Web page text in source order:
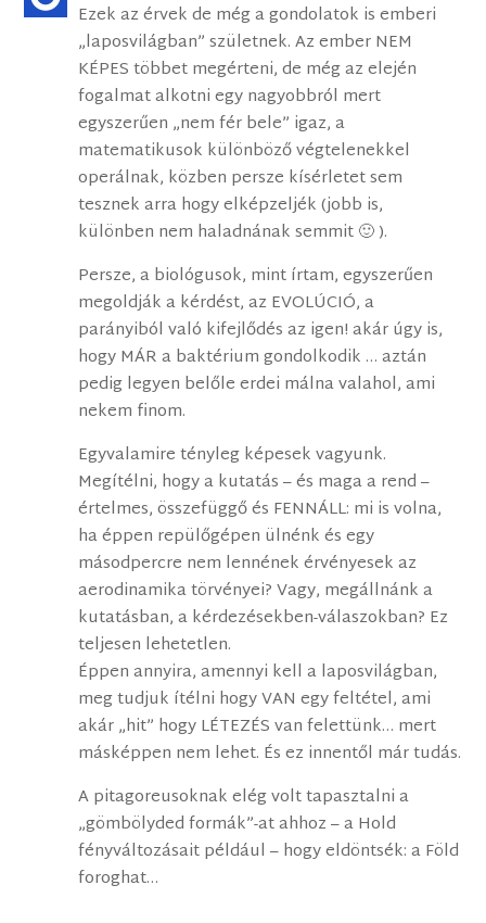
Ezek az érvek de még a gondolatok is emberi
„laposvilágban” születnek. Az ember NEM
KÉPES többet megérteni, de még az elején
fogalmat alkotni egy nagyobbról mert
egyszerűen „nem fér bele” igaz, a
matematikusok különböző végtelenekkel
operálnak, közben persze kísérletet sem
tesznek arra hogy elképzeljék (jobb is,
különben nem haladnának semmit 🙂 ).
Persze, a biológusok, mint írtam, egyszerűen
megoldják a kérdést, az EVOLÚCIÓ, a
parányiból való kifejlődés az igen! akár úgy is,
hogy MÁR a baktérium gondolkodik … aztán
pedig legyen belőle erdei málna valahol, ami
nekem finom.
Egyvalamire tényleg képesek vagyunk.
Megítélni, hogy a kutatás – és maga a rend –
értelmes, összefüggő és FENNÁLL: mi is volna,
ha éppen repülőgépen ülnénk és egy
másodpercre nem lennének érvényesek az
aerodinamika törvényei? Vagy, megállnánk a
kutatásban, a kérdezésekben-válaszokban? Ez
teljesen lehetetlen.
Éppen annyira, amennyi kell a laposvilágban,
meg tudjuk ítélni hogy VAN egy feltétel, ami
akár „hit” hogy LÉTEZÉS van felettünk… mert
másképpen nem lehet. És ez innentől már tudás.
A pitagoreusoknak elég volt tapasztalni a
„gömbölyded formák”-at ahhoz – a Hold
fényváltozásait például – hogy eldöntsék: a Föld
foroghat…